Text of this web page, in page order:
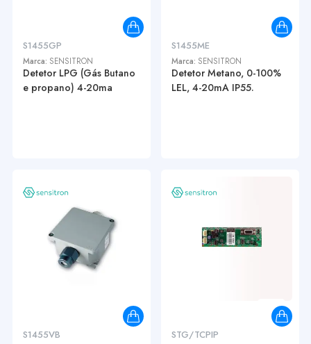
S1455GP
Marca: SENSITRON
Detetor LPG (Gás Butano
e propano) 4-20ma
S1455ME
Marca: SENSITRON
Detetor Metano, 0-100%
LEL, 4-20mA IP55.
S1455VB STG/TCPIP